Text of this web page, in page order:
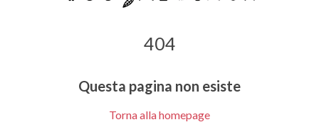
404
Questa pagina non esiste
Torna alla homepage